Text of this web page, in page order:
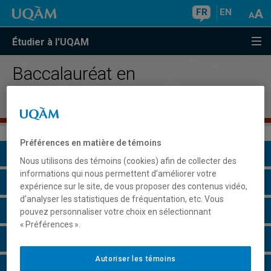
FR EN
Étudier à l'UQAM
Baccalauréat en
Conditions d'admission
Cours à suivre et horaires
Préférences en matière de témoins
Nous utilisons des témoins (cookies) afin de collecter des
informations qui nous permettent d’améliorer votre
expérience sur le site, de vous proposer des contenus vidéo,
d’analyser les statistiques de fréquentation, etc. Vous
pouvez personnaliser votre choix en sélectionnant
« Préférences ».
Autoriser les témoins